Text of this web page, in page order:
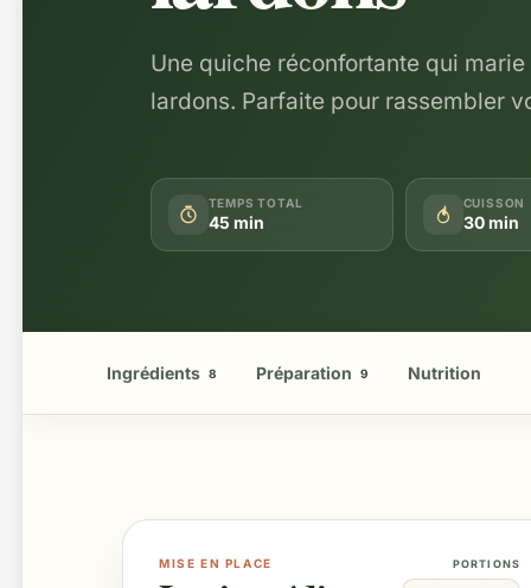
Une quiche réconfortante qui
lardons. Parfaite pour rassembler
TEMPS TOTAL
45 min
CUISSON
30 min
Ingrédients 8 Préparation 9 Nutrition
MISE EN PLACE PORTIONS